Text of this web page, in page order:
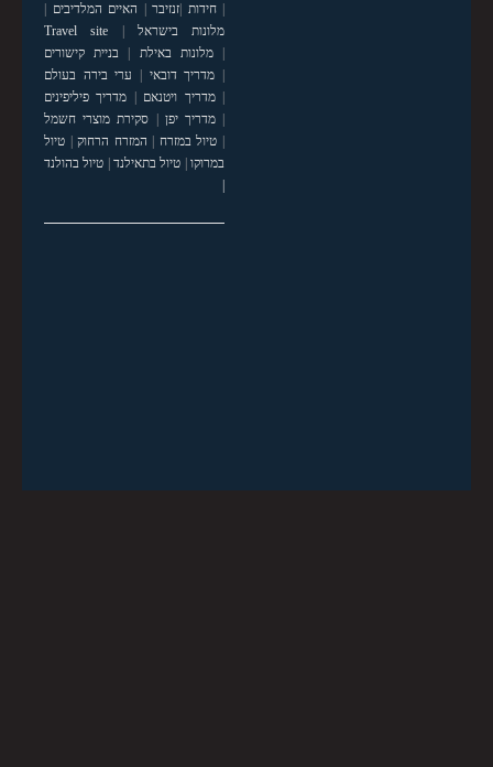
|חידות זנזיבר האיים המלדיבים
מלונות בישראל
Travel site
|מלונות באילת
בניית קישורים
מדריך דובאי
ערי בירה בעולם
|מדריך ויטנאם
מדריך פיליפינים
|מדריך יפן
סקירת מוצרי חשמל
טיול במזרח המזרח הרחוק| טיול
במרוקו| טיול בתאילנד| טיול בהולנד